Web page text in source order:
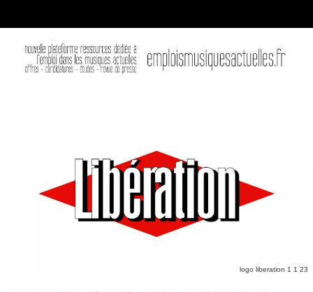
logo liberation 1 1 23